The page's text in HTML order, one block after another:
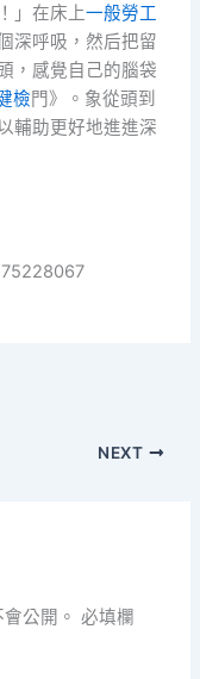
」在床上一般勞工
深呼吸，然后把留
，感覺自己的腦袋
檢門》。象從頭到
輔助更好地進進深
NEXT
公開。 必填欄